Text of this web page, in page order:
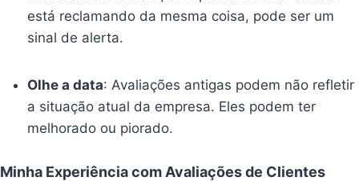
está reclamando da mesma coisa, pode ser um
sinal de alerta.
Olhe a data: Avaliações antigas podem não refletir
a situação atual da empresa. Eles podem ter
melhorado ou piorado.
Minha Experiência com Avaliações de Clientes